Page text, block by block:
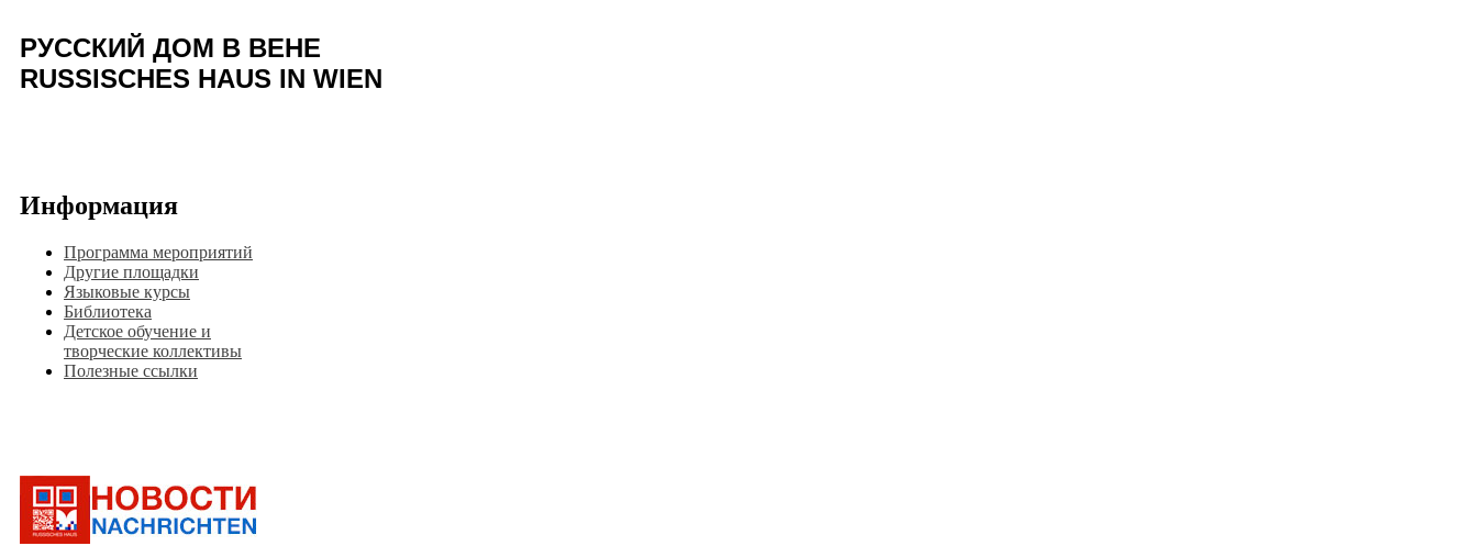
РУССКИЙ ДОМ В ВЕНЕ
RUSSISCHES HAUS IN WIEN
Информация
Программа мероприятий
Другие площадки
Языковые курсы
Библиотека
Детское обучение и
творческие коллективы
Полезные ссылки